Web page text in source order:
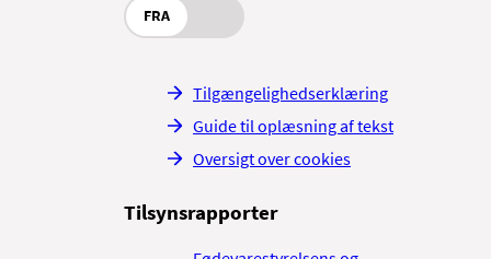
FRA
Tilgængelighedserklæring
Guide til oplæsning af tekst
Oversigt over cookies
Tilsynsrapporter